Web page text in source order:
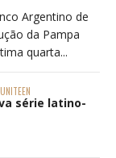
Argentino de
da Pampa
quarta...
UNITEEN
série latino-